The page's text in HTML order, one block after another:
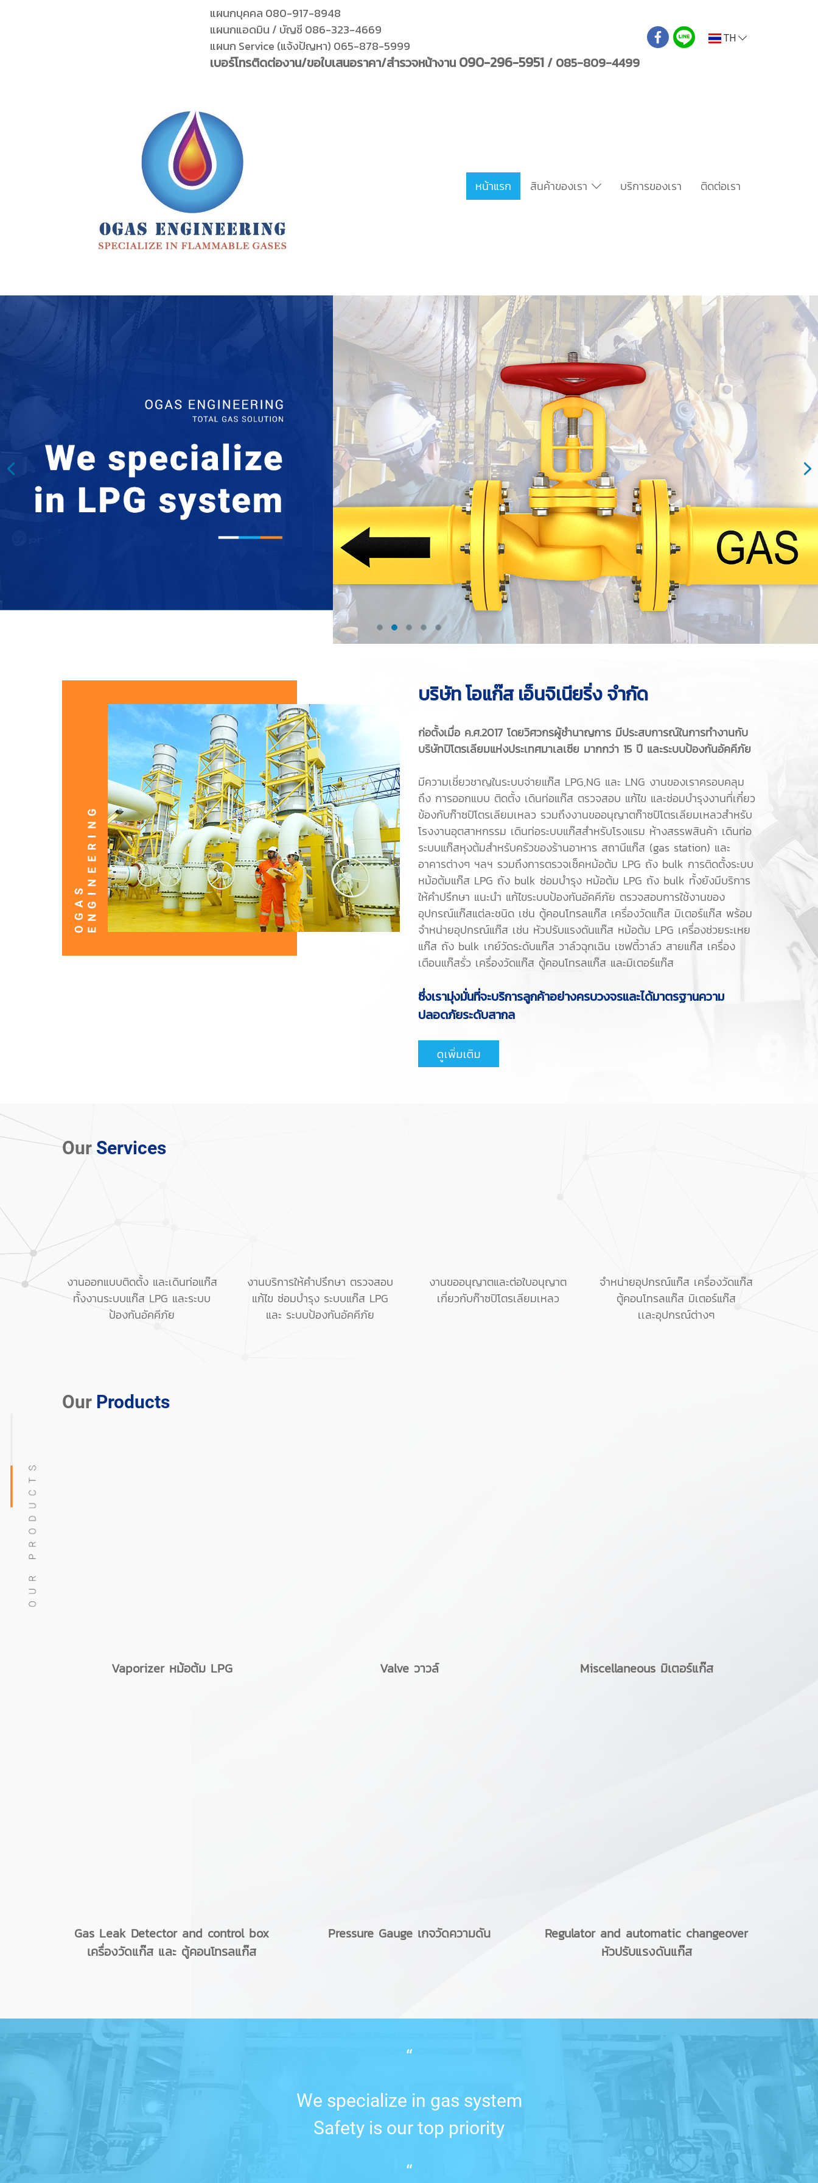
แผนกบุคคล 080-917-8948
แผนกแอดมิน / บัญชี 086-323-4669
แผนก Service (แจ้งปัญหา) 065-878-5999
เบอร์โทรติดต่องาน/ขอใบเสนอราคา/สำรวจหน้างาน 090-296-5951/ 085-809-4499
TH
หน้าแรก สินค้าของเรา บริการของเรา ติดต่อเรา
บริษัท โอแก๊ส เอ็นจิเนียริ่ง จำกัด
ก่อตั้งเมื่อ ค.ศ.2017 โดยวิศวกรผู้ชำนาญการ มีประสบการณ์ในการทำงานกับ
บริษัทปิโตรเลียมแห่งประเทศมาเลเซีย มากกว่า 15 ปี และระบบป้องกันอัคคีภัย
มีความเชี่ยวชาญในระบบจ่ายแก๊ส LPG,NG และ LNG งานของเราครอบคลุม
ถึง การออกแบบ ติดตั้ง เดินท่อแก๊ส ตรวจสอบ แก้ไข และซ่อมบำรุงงานที่เกี๋ยว
ข้องกับก๊าซปิโตรเลียมเหลว รวมถึงงานขออนุญาตก๊าซปิโตรเลียมเหลวสำหรับ
โรงงานอุตสาหกรรม เดินท่อระบบแก๊สสำหรับโรงแรม ห้างสรรพสินค้า เดินท่อ
ระบบแก๊สหุงต้มสำหรับครัวของร้านอาหาร สถานีแก๊ส (gas station) และ
อาคารต่างๆ ฯลฯ รวมถึงการตรวจเช็คหม้อต้ม LPG ถัง bulk การติดตั้งระบบ
หม้อต้มแก๊ส LPG ถัง bulk ซ่อมบำรุง หม้อต้ม LPG ถัง bulk ทั้งยังมีบริการ
ให้คำปรึกษา แนะนำ แก้ไขระบบป้องกันอัคคีภัย ตรวจสอบการใช้งานของ
อุปกรณ์แก๊สแต่ละชนิด เช่น ตู้คอนโทรลแก๊ส เครื่องวัดแก๊ส มิเตอร์แก๊ส พร้อม
จำหน่ายอุปกรณ์แก๊ส เช่น หัวปรับแรงดันแก๊ส หม้อต้ม LPG เครื่องช่วยระเหย
แก๊ส ถัง bulk เกย์วัดระดับแก๊ส วาล์วฉุกเฉิน เซฟตี้วาล์ว สายแก๊ส เครื่อง
เตือนแก๊สรั่ว เครื่องวัดแก๊ส ตู้คอนโทรลแก๊ส และมิเตอร์แก๊ส
ซึ่งเรามุ่งมั่นที่จะบริการลูกค้าอย่างครบวงจรและได้มาตรฐานความ
ปลอดภัยระดับสากล
Our Services
งานออกแบบติดตั้ง และเดินท่อแก๊ส
ทั้งงานระบบแก๊ส LPG และระบบ
ป้องกันอัคคีภัย
งานบริการให้คำปรึกษา ตรวจสอบ
แก้ไข ซ่อมบำรุง ระบบแก๊ส LPG
และ ระบบป้องกันอัคคีภัย
งานขออนุญาตและต่อใบอนุญาต
เกี่ยวกับก๊าซปิโตรเลียมเหลว
จำหน่ายอุปกรณ์แก๊ส เครื่องวัดแก๊ส
ตู้คอนโทรลแก๊ส มิเตอร์แก๊ส
เเละอุปกรณ์ต่างๆ
Our Products
Vaporizer หม้อต้ม LPG Valve วาวล์ Miscellaneous มิเตอร์แก๊ส
Gas Leak Detector and control box
เครื่องวัดแก๊ส และ ตู้คอนโทรลแก๊ส
Pressure Gauge เกจวัดความดัน
Regulator and automatic changeover
หัวปรับแรงดันแก๊ส
“
We specialize in gas system
Safety is our top priority
“